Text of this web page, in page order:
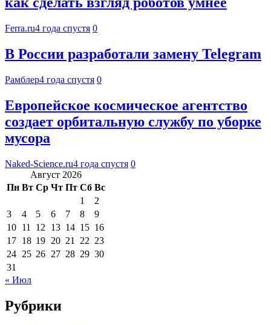
Ferra.ru4 года спустя 0
В России разработали замену Telegram
Рамблер4 года спустя 0
Европейское космическое агентство
создает орбитальную службу по уборке
мусора
Naked-Science.ru4 года спустя 0
Август 2026
Пн Вт Ср Чт Пт Сб Вс
1
2
3
4 5 6 7 8
9
10 11 12 13 14 15 16
17 18 19 20 21 22 23
24 25 26 27 28 29 30
31
« Июл
Рубрики